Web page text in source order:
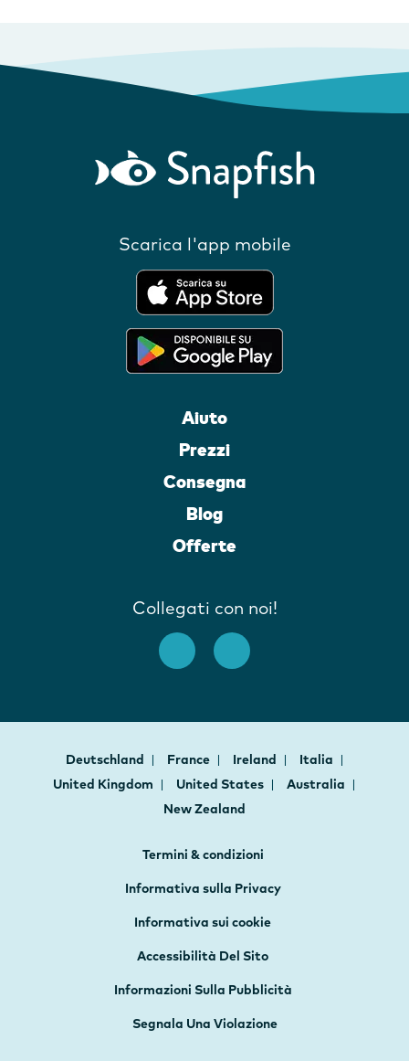
Scarica l'app mobile
Aiuto
Prezzi
Consegna
Blog
Offerte
Collegati con noi!
Deutschland France Ireland
Italia
United Kingdom
United States
Australia
New Zealand
Termini & condizioni
Informativa sulla Privacy
Informativa sui cookie
Accessibilità Del Sito
Informazioni Sulla Pubblicità
Segnala Una Violazione